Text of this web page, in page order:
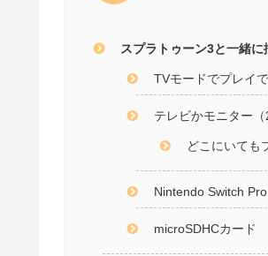
スプラトゥーン3と一緒
TVモードでプレイ
テレビかモニター（
どこにいても
Nintendo Switch
microSDHCカード